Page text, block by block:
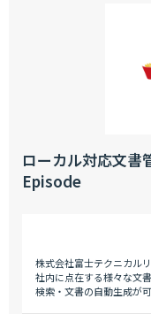
ローカル対応文
Episode
株式会社富士テクニカル
社内に点在する様々な文
検索・文書の自動生成が